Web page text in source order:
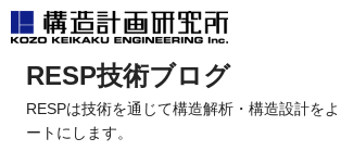
RESP技術ブログ
RESPは技術を通じて構造解析・構造設計を
ートにします。